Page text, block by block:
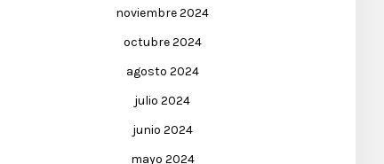
noviembre 2024
octubre 2024
agosto 2024
julio 2024
junio 2024
mayo 2024